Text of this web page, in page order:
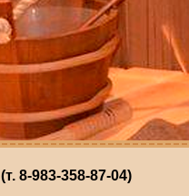
8-983-358-87-04)